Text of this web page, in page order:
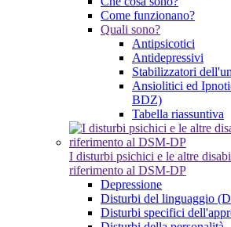
Come funzionano?
Quali sono?
Antipsicotici
Antidepressivi
Stabilizzatori
Ansiolitici ed
BDZ)
Tabella riassuntiva
I disturbi psichici e le altre
riferimento al DSM-DP
Depressione
Disturbi del linguaggio
Disturbi specifici